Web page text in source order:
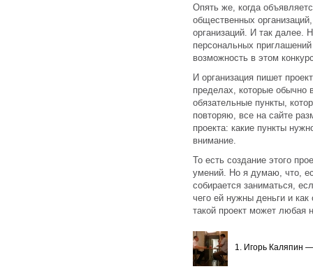
Опять же, когда
общественных
организаций. И так далее.
персональных
возможность в этом
И организация пишет
пределах, которые обычно
обязательные пункты,
повторяю, все на сайте
проекта: какие пункты
внимание.
То есть создание этого
умений. Но я думаю, что,
собирается заниматься,
чего ей нужны деньги и как
такой проект может любая
1. Игорь Каляпин